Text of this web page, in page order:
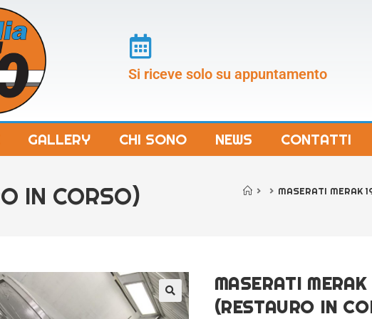
Si riceve solo su appuntamento
GALLERY CHI SONO NEWS CONTATTI
IN CORSO) > > MASERATI MERAK
MASERATI MERAK
(RESTAURO IN